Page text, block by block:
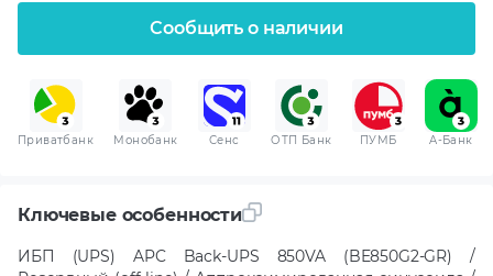
Сообщить о наличии
Приватбанк Монобанк Сенс ОТП Банк ПУМБ A-Банк
Ключевые особенности
ИБП (UPS) APC Back-UPS 850VA (BE850G2-GR) /